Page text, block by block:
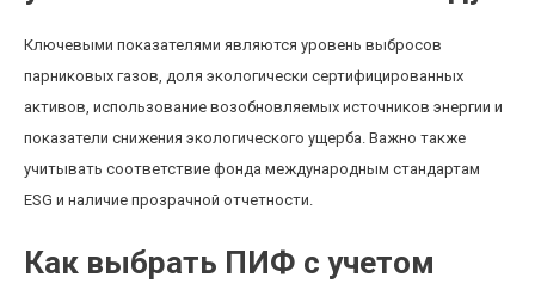
Ключевыми показателями являются уровень выбросов
парниковых газов, доля экологически сертифицированных
активов, использование возобновляемых источников энергии и
показатели снижения экологического ущерба. Важно также
учитывать соответствие фонда международным стандартам
ESG и наличие прозрачной отчетности.
Как выбрать ПИФ с учетом